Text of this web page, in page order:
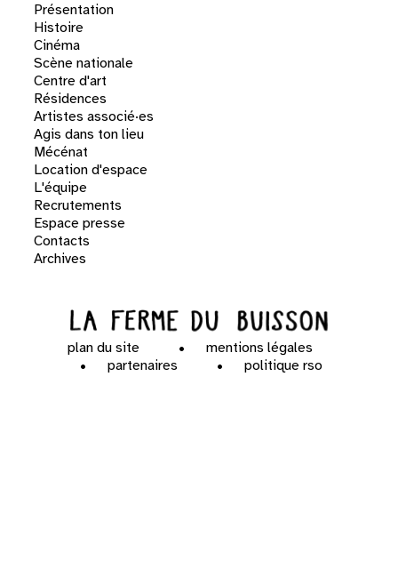
Présentation
Histoire
Cinéma
Scène nationale
Centre d'art
Résidences
Artistes associé·es
Agis dans ton lieu
Mécénat
Location d'espace
L'équipe
Recrutements
Espace presse
Contacts
Archives
plan du site
mentions légales
partenaires
politique rso